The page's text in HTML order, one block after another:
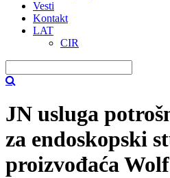
Vesti
Kontakt
LAT
CIR
JN usluga
za endoskopski
proizvođaća